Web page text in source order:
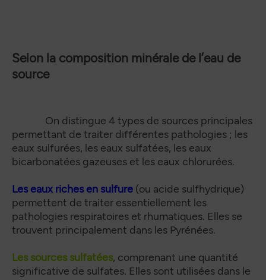
Selon la composition minérale de l’eau de
source
On distingue 4 types de sources principales
permettant de traiter différentes pathologies ; les
eaux sulfurées, les eaux sulfatées, les eaux
bicarbonatées gazeuses et les eaux chlorurées.
Les eaux riches en sulfure (ou acide sulfhydrique)
permettent de traiter essentiellement les
pathologies respiratoires et rhumatiques. Elles se
trouvent principalement dans les Pyrénées.
Les sources sulfatées, comprenant une quantité
significative de sulfates. Elles sont utilisées dans le